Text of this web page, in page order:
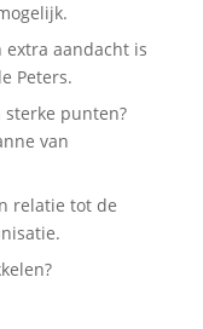
extra aandacht is
Peters.
punten?
van
relatie tot de